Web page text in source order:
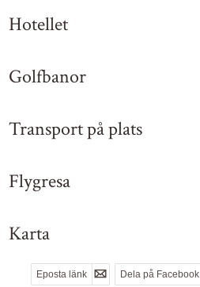
E-post:
Hotellet
Golfbanor
Transport på plats
Flygresa
Karta
Eposta länk Dela på Facebook